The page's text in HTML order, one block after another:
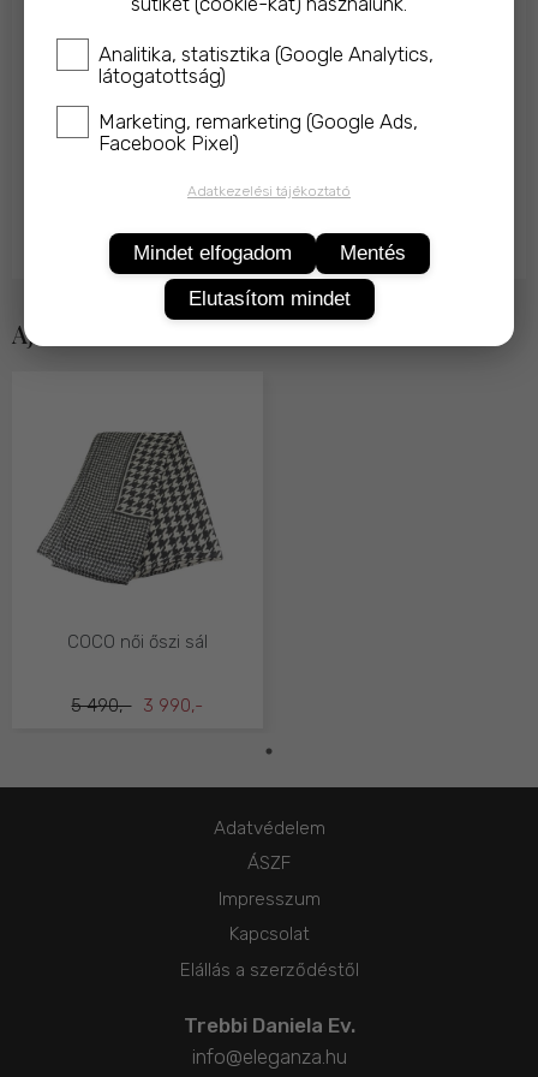
tyúklábmintájával, selymesen puha anyagból.
Mutatóujj kialakítása miatt okostelefon használatát is
lehetővé teszi a kesztyű levétele nélkül.
Anyaga: 91% viszkóz, 9% spandex
Ajánlott termékek
5 490,- 3 990,-
COCO női őszi sál
Adatvédelem
ÁSZF
Impresszum
Kapcsolat
Elállás a szerződéstől
Trebbi Daniela Ev.
info@eleganza.hu
Analitika, statisztika (Google Analytics,
látogatottság)
Marketing, remarketing (Google Ads,
Facebook Pixel)
Adatkezelési tájékoztató
Mindet elfogadom
Mentés
Elutasítom mindet